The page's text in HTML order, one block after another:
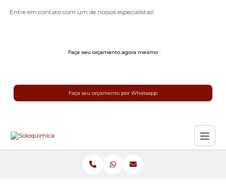
Entre em contato com um de nossos especialistas!
Faça seu orçamento agora mesmo
Faça seu orçamento por Whatsapp